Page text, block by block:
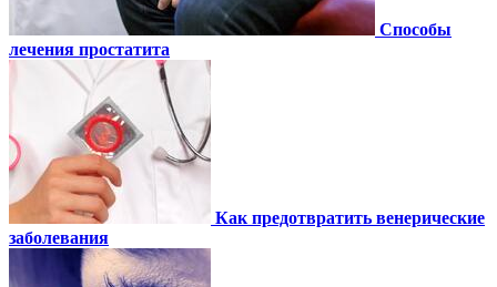
Способы
лечения простатита
Как предотвратить венерические
заболевания